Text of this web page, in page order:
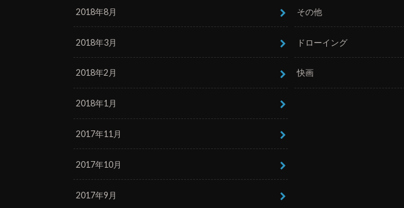
2018年8月
2018年3月
2018年2月
2018年1月
2017年11月
2017年10月
2017年9月
その他
ドローイング
快画